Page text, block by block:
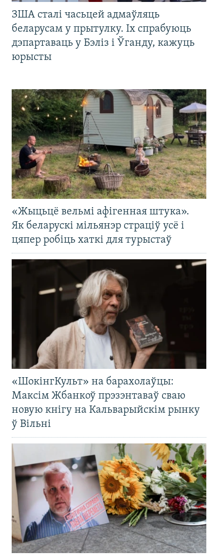
ЗША сталі часьцей адмаўляць
беларусам у прытулку. Іх спрабуюць
дэпартаваць у Бэліз і Ўганду, кажуць
юрысты
«Жыцьцё вельмі афігенная штука».
Як беларускі мільянэр страціў усё і
цяпер робіць хаткі для турыстаў
«ШокінгКульт» на барахолаўцы:
Максім Жбанкоў прэзэнтаваў сваю
новую кнігу на Кальварыйскім рынку
ў Вільні